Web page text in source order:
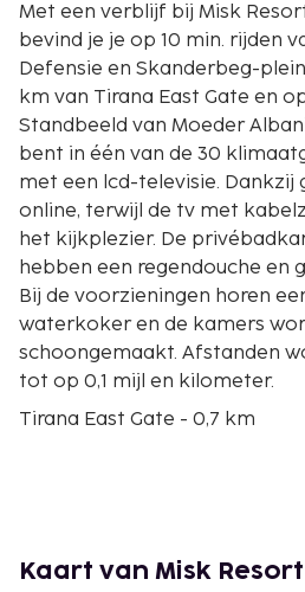
Met een verblijf bij Misk
bevind je je op 10 min. rijden
Defensie en Skanderbeg-plein. Dit hotel ligt op
km van Tirana East Gate en
Standbeeld van Moeder
bent in één van de 30
met een lcd-televisie. Dankzij
online, terwijl de tv met
het kijkplezier. De
hebben een regendouche en
Bij de voorzieningen horen
waterkoker en de kamers
schoongemaakt. Afstanden
tot op 0,1 mijl en kilometer.
Tirana East Gate - 0,7 km
Stadion Air Albania - 6,3 km
Kaart van Misk Resort